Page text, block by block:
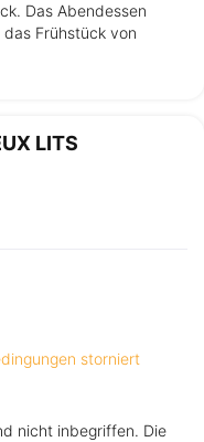
Das Abendessen
Frühstück von
LITS
storniert
nicht inbegriffen. Die